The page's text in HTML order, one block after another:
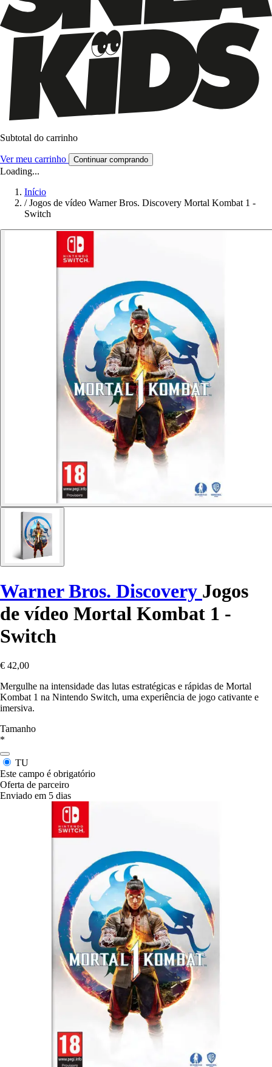
Subtotal do carrinho
Ver meu carrinho Continuar comprando
Loading...
Início
/ Jogos de vídeo Warner Bros. Discovery Mortal Kombat 1 -
Switch
Warner Bros. Discovery Jogos
de vídeo Mortal Kombat 1 -
Switch
€ 42,00
Mergulhe na intensidade das lutas estratégicas e rápidas de Mortal
Kombat 1 na Nintendo Switch, uma experiência de jogo cativante e
imersiva.
Tamanho
*
TU
Este campo é obrigatório
Oferta de parceiro
Enviado em 5 dias